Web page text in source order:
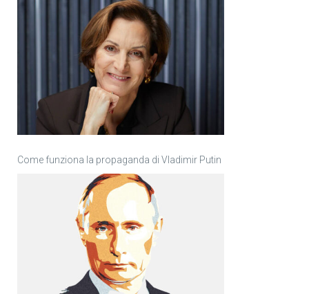
Come funziona la propaganda di Vladimir Putin